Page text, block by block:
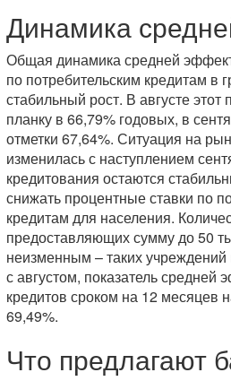
Динамика
Общая динамика средней
по потребительским кредитам в
стабильный рост. В августе этот
планку в 66,79% годовых, в
отметки 67,64%. Ситуация на
изменилась с наступлением
кредитования остаются
снижать процентные ставки по
кредитам для населения.
предоставляющих сумму до 50
неизменным – таких
с августом, показатель средней
кредитов сроком на 12 месяцев
69,49%.
Что предлагают